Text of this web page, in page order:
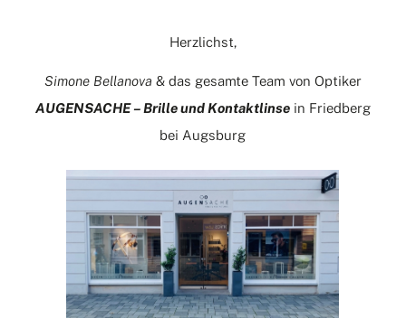
Herzlichst,
Simone Bellanova & das gesamte Team von Optiker
AUGENSACHE– Brille und Kontaktlinsein Friedberg
bei Augsburg